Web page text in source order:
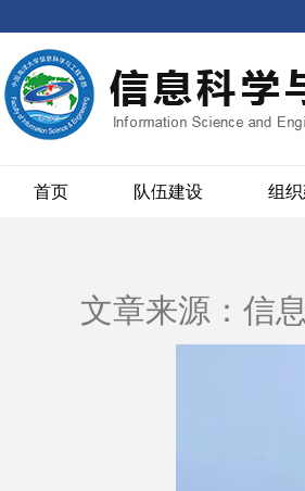
首页 队伍建设 组
文章来源：信